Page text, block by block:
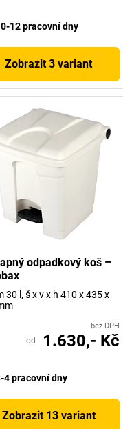
12 pracovní dny
Zobrazit 3 variant
odpadkový koš –
30 l, š x v x h 410 x 435 x
bez DPH
od 1.630,- Kč
4 pracovní dny
Zobrazit 13 variant